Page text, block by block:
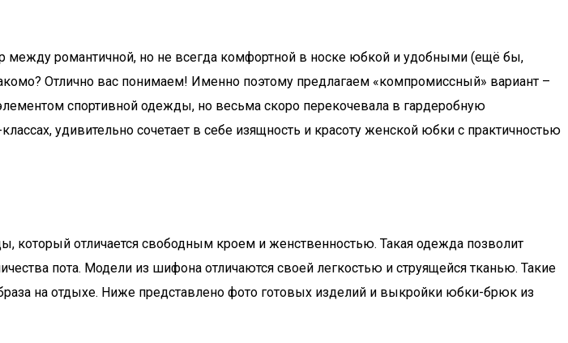
между романтичной, но не всегда комфортной в носке юбкой и удобными (ещё бы,
Отлично вас понимаем! Именно поэтому предлагаем «компромиссный» вариант –
спортивной одежды, но весьма скоро перекочевала в гардеробную
удивительно сочетает в себе изящность и красоту женской юбки с практичностью
отличается свободным кроем и женственностью. Такая одежда позволит
пота. Модели из шифона отличаются своей легкостью и струящейся тканью. Такие
на отдыхе. Ниже представлено фото готовых изделий и выкройки юбки-брюк из